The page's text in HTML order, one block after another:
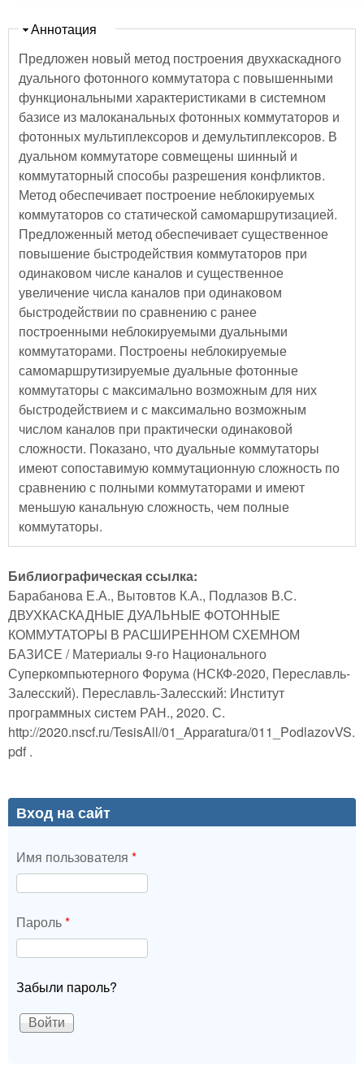
Скрыть
Аннотация
Предложен новый метод построения двухкаскадного
дуального фотонного коммутатора с повышенными
функциональными характеристиками в системном
базисе из малоканальных фотонных коммутаторов и
фотонных мультиплексоров и демультиплексоров. В
дуальном коммутаторе совмещены шинный и
коммутаторный способы разрешения конфликтов.
Метод обеспечивает построение неблокируемых
коммутаторов со статической самомаршрутизацией.
Предложенный метод обеспечивает существенное
повышение быстродействия коммутаторов при
одинаковом числе каналов и существенное
увеличение числа каналов при одинаковом
быстродействии по сравнению с ранее
построенными неблокируемыми дуальными
коммутаторами. Построены неблокируемые
самомаршрутизируемые дуальные фотонные
коммутаторы с максимально возможным для них
быстродействием и с максимально возможным
числом каналов при практически одинаковой
сложности. Показано, что дуальные коммутаторы
имеют сопоставимую коммутационную сложность по
сравнению с полными коммутаторами и имеют
меньшую канальную сложность, чем полные
коммутаторы.
Библиографическая ссылка:
Барабанова Е.А., Вытовтов К.А., Подлазов В.С.
ДВУХКАСКАДНЫЕ ДУАЛЬНЫЕ ФОТОННЫЕ
КОММУТАТОРЫ В РАСШИРЕННОМ СХЕМНОМ
БАЗИСЕ / Материалы 9-го Национального
Суперкомпьютерного Форума (НСКФ-2020, Переславль-
Залесский). Переславль-Залесский: Институт
программных систем РАН., 2020. С.
http://2020.nscf.ru/TesisAll/01_Apparatura/011_PodlazovVS.
pdf .
Вход на сайт
Имя пользователя *
Пароль*
Забыли пароль?